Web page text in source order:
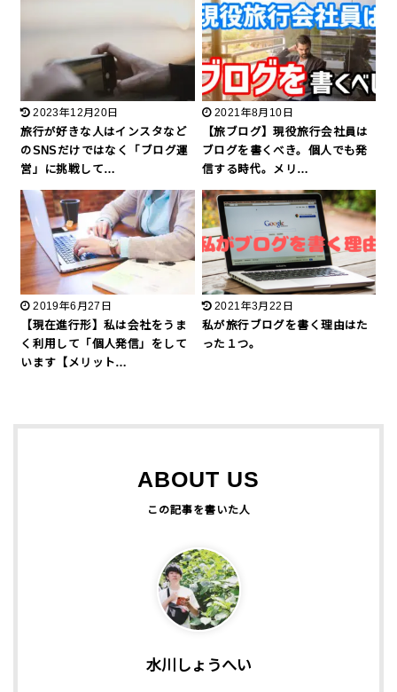
2023年12月20日
旅行が好きな人はインスタなど
のSNSだけではなく「ブログ運
営」に挑戦して…
2021年8月10日
【旅ブログ】現役旅行会社員は
ブログを書くべき。個人でも発
信する時代。メリ…
2019年6月27日
【現在進行形】私は会社をうま
く利用して「個人発信」をして
います【メリット…
2021年3月22日
私が旅行ブログを書く理由はた
った１つ。
ABOUT US
水川しょうへい